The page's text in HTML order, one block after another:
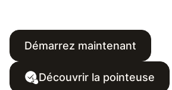
Démarrez maintenant
Découvrir la pointeuse